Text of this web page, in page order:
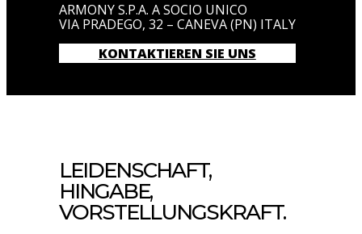
ARMONY S.P.A. A SOCIO UNICO
VIA PRADEGO, 32 – CANEVA (PN) ITALY
KONTAKTIEREN SIE UNS
LEIDENSCHAFT,
HINGABE,
VORSTELLUNGSKRAFT.